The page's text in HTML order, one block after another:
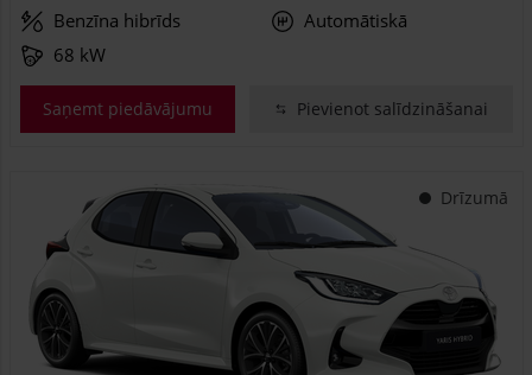
Benzīna hibrīds
Automātiskā
68 kW
Saņemt piedāvājumu Pievienot salīdzināšanai
Drīzumā